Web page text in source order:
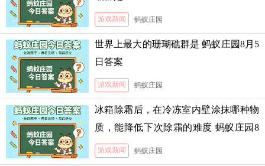
游戏新闻 蚂蚁庄园
世界上最大的珊瑚礁群是 蚂蚁庄园8月5
日答案
游戏新闻 蚂蚁庄园
冰箱除霜后，在冷冻室内壁涂抹哪种物
质，能降低下次除霜的难度 蚂蚁庄园8
月5日答案
游戏新闻 蚂蚁庄园